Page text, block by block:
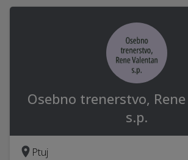
Osebno trenerstvo,
s.p.
Ptuj